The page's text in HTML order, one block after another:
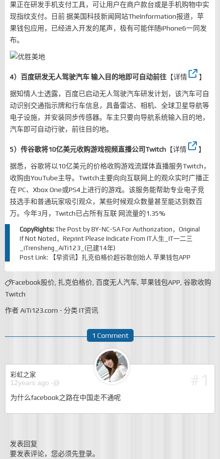
果正在研发手机支付工具，可让用户在商户款台或是手机购物中实
现指纹支付。日前 据美国科技新闻网站TheInformation报道，苹
果钱包应用，已经进入开发的尾声，极有可能伴随iPhone6一同发
布。
4）百度研发无人驾驶汽车 输入目的地即可自动前往 【详情 】
据知情人士透露，百度已启动无人驾驶汽车研发计划，该汽车可自
动识别交通指示牌和行车信息，具备雷达、相机、全球卫星导航等
电子设施，并安装同步传感器。车主只要向导航系统输入目的地，
汽车即可自动行驶，前往目的地。
5）传谷歌将10亿美元收购游戏视频直播公司Twitch 【详情 】
据悉，谷歌将以10亿美元的价格收购游戏流媒体直播服务Twitch，
收购由YouTube主导。Twitch主要向向互联网上的观众实时广播正
在 PC、Xbox One或PS4上进行的游戏。该服务能帮助专业电子竞
技选手和普通玩家吸引观众，某些时候观众数量甚至能达到数百
万。今年3月，Twitch已占所有互联 网流量的1.35%
CopyRights: The Post by BY-NC-SA For Authorization，Original
If Not Noted，Reprint Please Indicate From IT人生_IT一二三
_iTrensheng_AiTi123_(已建14年)
Post Link:
【早资讯】扎克伯格价超谷歌创始人 苹果钱包APP
Facebook股价 扎克伯格价 百度无人汽车 苹果钱包APP 谷歌收购
Twitch
作者AiTi123.com - 分类 IT资讯
1 Comment
彩虹之家
12years ago -@
为什么facebook之路在中国走不通呢
发表回复
要发表评论，您必须先登录。